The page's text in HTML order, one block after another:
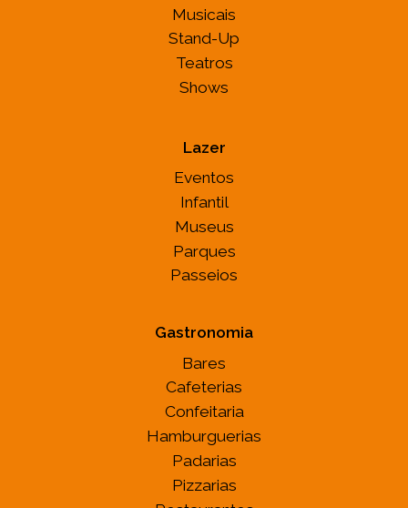
Musicais
Stand-Up
Teatros
Shows
Lazer
Eventos
Infantil
Museus
Parques
Passeios
Gastronomia
Bares
Cafeterias
Confeitaria
Hamburguerias
Padarias
Pizzarias